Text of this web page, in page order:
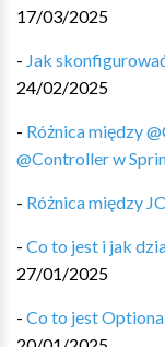
17/03/2025
- Jak
24/02/2025
- Różnica między
@Controller w
- Różnica między
- Co to jest i jak
27/01/2025
- Co to jest